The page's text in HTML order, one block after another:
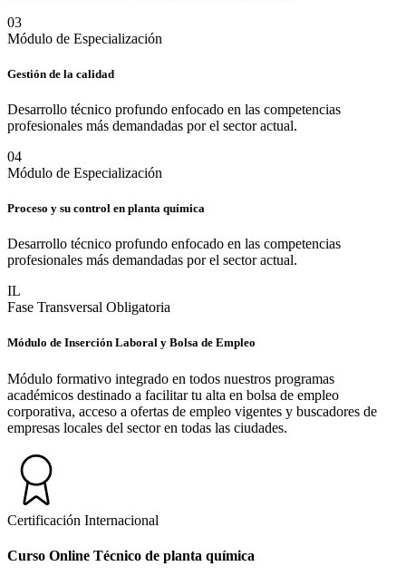
03
Módulo de Especialización
Gestión de la calidad
Desarrollo técnico profundo enfocado en las competencias
profesionales más demandadas por el sector actual.
04
Módulo de Especialización
Proceso y su control en planta química
Desarrollo técnico profundo enfocado en las competencias
profesionales más demandadas por el sector actual.
IL
Fase Transversal Obligatoria
Módulo de Inserción Laboral y Bolsa de Empleo
Módulo formativo integrado en todos nuestros programas
académicos destinado a facilitar tu alta en bolsa de empleo
corporativa, acceso a ofertas de empleo vigentes y buscadores de
empresas locales del sector en todas las ciudades.
Certificación Internacional
Curso Online Técnico de planta química